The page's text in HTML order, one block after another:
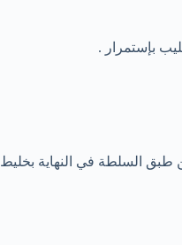
طبق السلطة في النهاية بخليط